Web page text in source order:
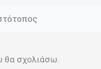
θα σχολιάσω.